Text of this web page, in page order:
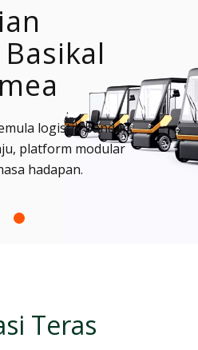
logistik bandar
platform modular
hadapan.
Teras